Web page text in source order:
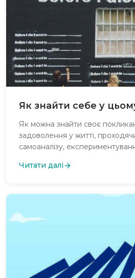
Як знайти себе у
Як можна знайти своє
задоволення у житті,
самоаналізу,
пристосування до змін, щоб
Читати далі